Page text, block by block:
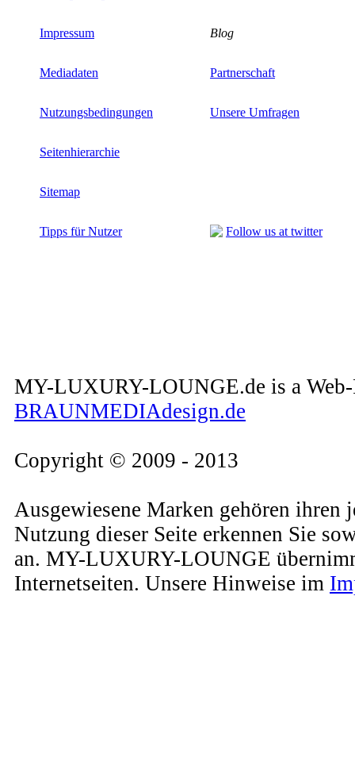
Impressum Blog
Mediadaten Partnerschaft
Nutzungsbedingungen Unsere Umfragen
Seitenhierarchie
Sitemap
Tipps für Nutzer Follow us at twitter
MY-LUXURY-LOUNGE.de is a
BRAUNMEDIAdesign.de
Copyright © 2009 - 2013
Ausgewiesene Marken gehören
Nutzung dieser Seite erkennen Sie
an. MY-LUXURY-LOUNGE
Internetseiten. Unsere Hinweise im